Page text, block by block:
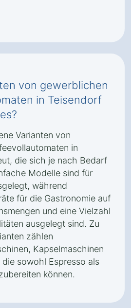
von gewerblichen
in Teisendorf
Varianten von
in
die sich je nach Bedarf
Modelle sind für
während
für die Gastronomie auf
und eine Vielzahl
ausgelegt sind. Zu
zählen
Kapselmaschinen
sowohl Espresso als
können.